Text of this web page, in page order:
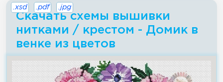
Скачать схемы вышивки
нитками / крестом - Домик в
венке из цветов
.xsd .pdf .jpg